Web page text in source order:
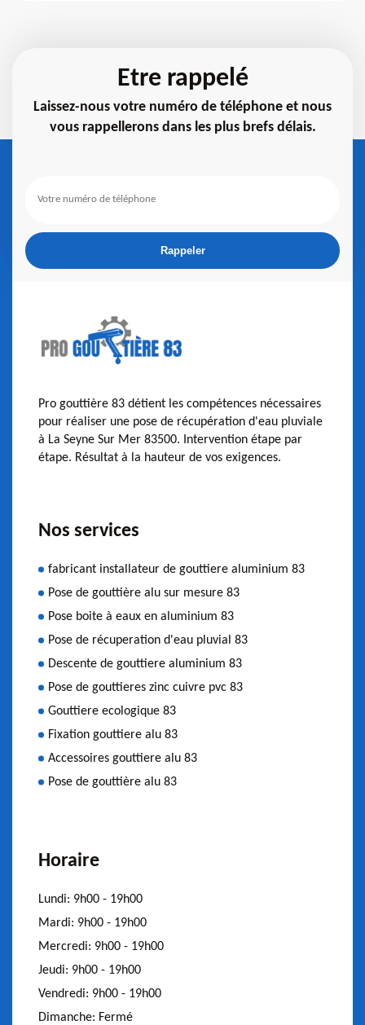
Etre rappelé
Laissez-nous votre numéro de téléphone et nous
vous rappellerons dans les plus brefs délais.
Pro gouttière 83 détient les compétences nécessaires
pour réaliser une pose de récupération d'eau pluviale
à La Seyne Sur Mer 83500. Intervention étape par
étape. Résultat à la hauteur de vos exigences.
Nos services
fabricant installateur de gouttiere aluminium 83
Pose de gouttière alu sur mesure 83
Pose boite à eaux en aluminium 83
Pose de récuperation d'eau pluvial 83
Descente de gouttiere aluminium 83
Pose de gouttieres zinc cuivre pvc 83
Gouttiere ecologique 83
Fixation gouttiere alu 83
Accessoires gouttiere alu 83
Pose de gouttière alu 83
Horaire
Lundi: 9h00 - 19h00
Mardi: 9h00 - 19h00
Mercredi: 9h00 - 19h00
Jeudi: 9h00 - 19h00
Vendredi: 9h00 - 19h00
Dimanche: Fermé